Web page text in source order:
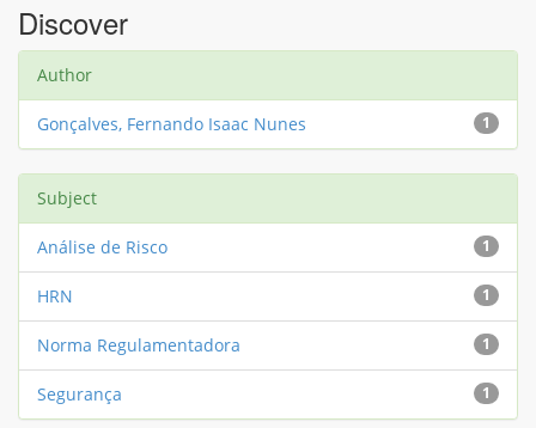
Discover
Author
1
Gonçalves, Fernando Isaac Nunes
Subject
1
Análise de Risco
1
HRN
1
Norma Regulamentadora
1
Segurança